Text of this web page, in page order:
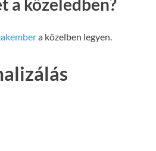
a közelben legyen.